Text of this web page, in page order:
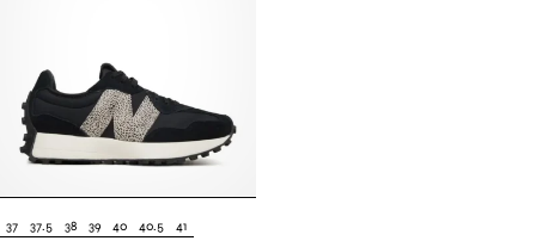
37 37.5 38 39 40 40.5 41